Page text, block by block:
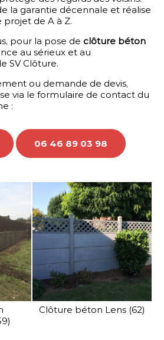
également
de
avec ou
dans vos
plus
la garantie décennale et réalise
de A à Z.
pour la pose de clôture béton
au sérieux et au
SV Clôture.
ou demande de devis,
via le formulaire de contact du
:
06 46 89 03 98
Clôture béton Lens (62)